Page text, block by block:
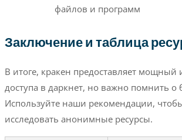
файлов и программ
Заключение и таблица
В итоге, кракен предоставляет мощный
доступа в даркнет, но важно помнить о
Используйте наши рекомендации,
исследовать анонимные ресурсы.